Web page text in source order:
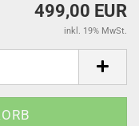
499,00 EUR
inkl. 19% MwSt.